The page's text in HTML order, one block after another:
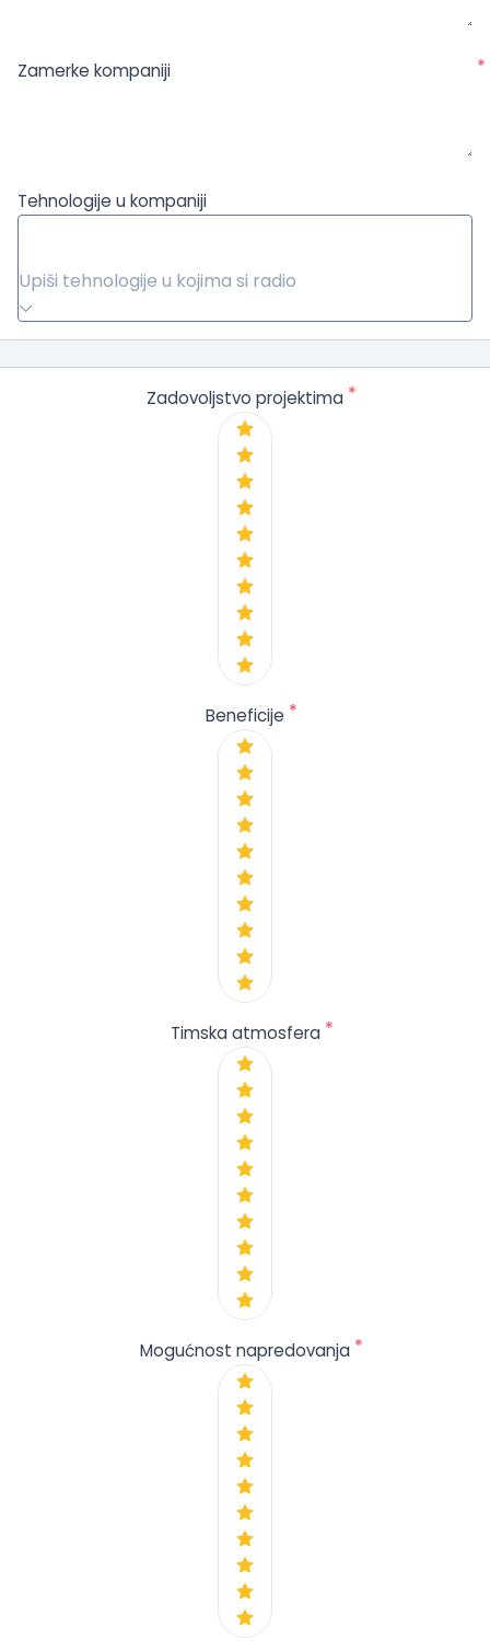
Zamerke kompaniji *
Tehnologije u kompaniji
Upiši tehnologije u kojima si radio
Zadovoljstvo projektima *
Beneficije *
Timska atmosfera *
Mogućnost napredovanja *